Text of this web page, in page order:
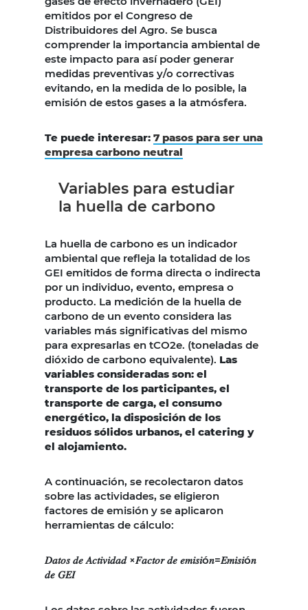
emitidos por el Congreso de
Distribuidores del Agro. Se busca
comprender la importancia ambiental de
este impacto para así poder generar
medidas preventivas y/o correctivas
evitando, en la medida de lo posible, la
emisión de estos gases a la atmósfera.
Te puede interesar: 7 pasos para ser una
empresa carbono neutral
Variables para estudiar
la huella de carbono
La huella de carbono es un indicador
ambiental que refleja la totalidad de los
GEI emitidos de forma directa o indirecta
por un individuo, evento, empresa o
producto. La medición de la huella de
carbono de un evento considera las
variables más significativas del mismo
para expresarlas en tCO2e. (toneladas de
dióxido de carbono equivalente). Las
variables consideradas son: el
transporte de los participantes, el
transporte de carga, el consumo
energético, la disposición de los
residuos sólidos urbanos, el catering y
el alojamiento.
A continuación, se recolectaron datos
sobre las actividades, se eligieron
factores de emisión y se aplicaron
herramientas de cálculo:
𝐷𝑎𝑡𝑜𝑠 𝑑𝑒 𝐴𝑐𝑡𝑖𝑣𝑖𝑑𝑎𝑑 ×𝐹𝑎𝑐𝑡𝑜𝑟 𝑑𝑒 𝑒𝑚𝑖𝑠𝑖ó𝑛=𝐸𝑚𝑖𝑠𝑖ó𝑛
𝑑𝑒 𝐺𝐸𝐼